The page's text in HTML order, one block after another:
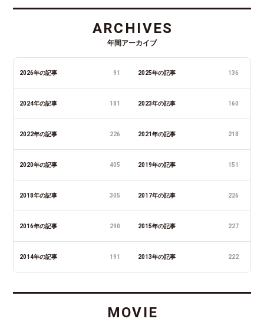
ARCHIVES
年間アーカイブ
2026年の記事 91 2025年の記事 136
2024年の記事 181 2023年の記事 160
2022年の記事 226 2021年の記事 218
2020年の記事 405 2019年の記事 151
2018年の記事 305 2017年の記事 226
2016年の記事 290 2015年の記事 227
2014年の記事 191 2013年の記事 222
MOVIE